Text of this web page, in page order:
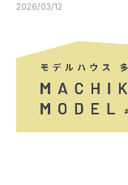
2026/03/12